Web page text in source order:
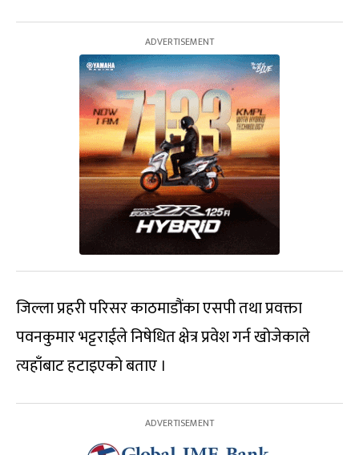
जिल्ला प्रहरी परिसर काठमाडौंका एसपी तथा प्रवक्ता
पवनकुमार भट्टराईले निषेधित क्षेत्र प्रवेश गर्न खोजेकाले
त्यहाँबाट हटाइएको बताए ।